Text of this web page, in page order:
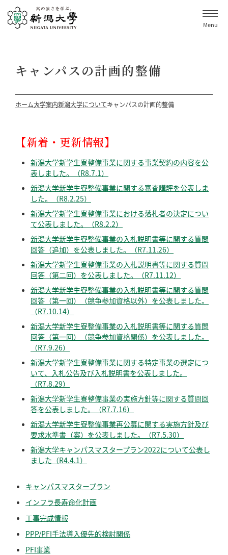
Menu
キャンパスの計画的整備
ホーム大学案内新潟大学についてキャンパスの計画的整備
【新着・更新情報】
新潟大学新学生寮整備事業に関する事業契約の内容を公
表しました。（R8.7.1）
新潟大学新学生寮整備事業に関する審査講評を公表しま
した。（R8.2.25）
新潟大学新学生寮整備事業における落札者の決定につい
て公表しました。（R8.2.2）
新潟大学新学生寮整備事業の入札説明書等に関する質問
回答（追加）を公表しました。（R7.11.26）
新潟大学新学生寮整備事業の入札説明書等に関する質問
回答（第二回）を公表しました。（R7.11.12）
新潟大学新学生寮整備事業の入札説明書等に関する質問
回答（第一回）（競争参加資格以外）を公表しました。
（R7.10.14）
新潟大学新学生寮整備事業の入札説明書等に関する質問
回答（第一回）（競争参加資格関係）を公表しました。
（R7.9.26）
新潟大学新学生寮整備事業に関する特定事業の選定につ
いて、入札公告及び入札説明書を公表しました。
（R7.8.29）
新潟大学新学生寮整備事業の実施方針等に関する質問回
答を公表しました。（R7.7.16）
新潟大学新学生寮整備事業再公募に関する実施方針及び
要求水準書（案）を公表しました。（R7.5.30）
新潟大学キャンパスマスタープラン2022について公表し
ました（R4.4.1）
キャンパスマスタープラン
インフラ長寿命化計画
工事完成情報
PPP/PFI手法導入優先的検討関係
PFI事業